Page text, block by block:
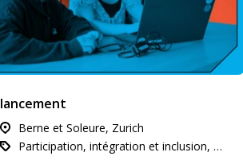
lancement
Berne et Soleure, Zurich
Participation, intégration et inclusion, Économie et travail, Mentoring